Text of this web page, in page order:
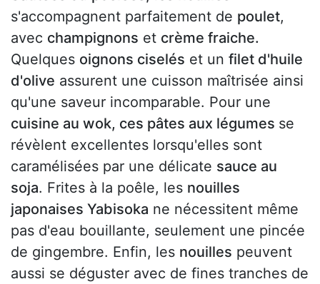
s'accompagnent parfaitement de poulet,
avec champignons et crème fraiche.
Quelques oignons ciselés et un filet d'huile
d'olive assurent une cuisson maîtrisée ainsi
qu'une saveur incomparable. Pour une
cuisine au wok, ces pâtes aux légumes se
révèlent excellentes lorsqu'elles sont
caramélisées par une délicate sauce au
soja. Frites à la poêle, les nouilles
japonaises Yabisoka ne nécessitent même
pas d'eau bouillante, seulement une pincée
de gingembre. Enfin, les nouilles peuvent
aussi se déguster avec de fines tranches de